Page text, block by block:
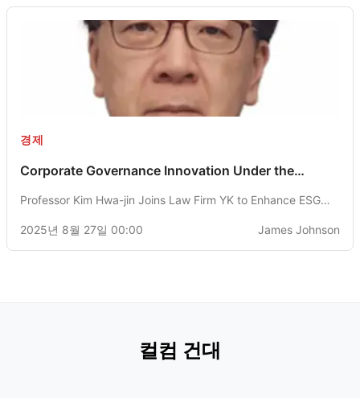
경제
Corporate Governance Innovation Under the
Professor Kim Hwa-jin Joins Law Firm YK to Enhance ESG
2025년 8월 27일 00:00
James Johnson
컬컴 건대